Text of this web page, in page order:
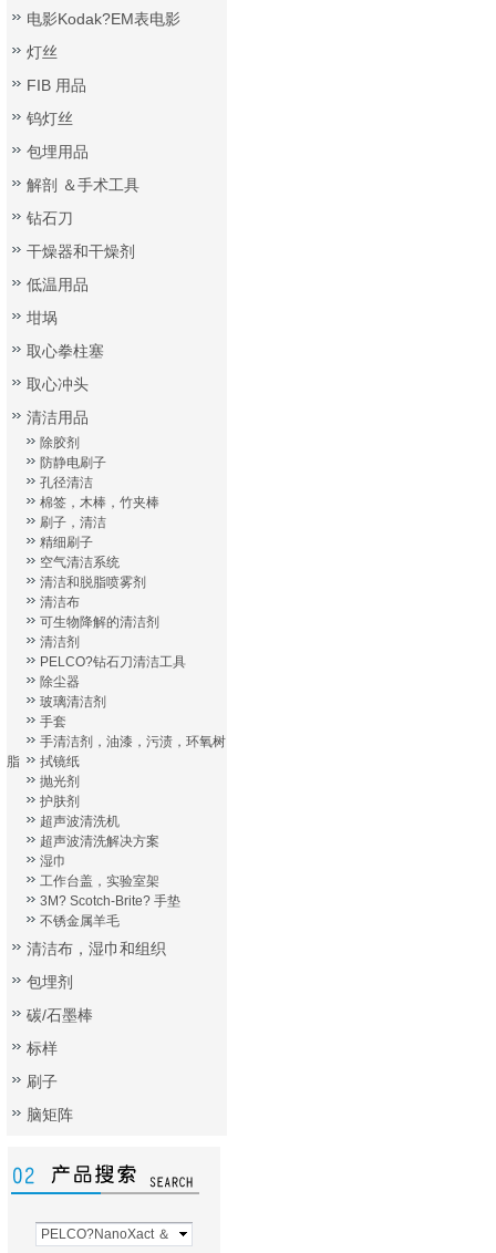
PELCO?NanoXact ＆
电影Kodak?EM表电影
灯丝
FIB 用品
钨灯丝
包埋用品
解剖 ＆手术工具
钻石刀
干燥器和干燥剂
低温用品
坩埚
取心拳柱塞
取心冲头
清洁用品
除胶剂
防静电刷子
孔径清洁
棉签，木棒，竹夹棒
刷子，清洁
精细刷子
空气清洁系统
清洁和脱脂喷雾剂
清洁布
可生物降解的清洁剂
清洁剂
PELCO?钻石刀清洁工具
除尘器
玻璃清洁剂
手套
手清洁剂，油漆，污渍，环氧树
脂
拭镜纸
抛光剂
护肤剂
超声波清洗机
超声波清洗解决方案
湿巾
工作台盖，实验室架
3M? Scotch-Brite? 手垫
不锈金属羊毛
清洁布，湿巾和组织
包埋剂
碳/石墨棒
标样
刷子
脑矩阵